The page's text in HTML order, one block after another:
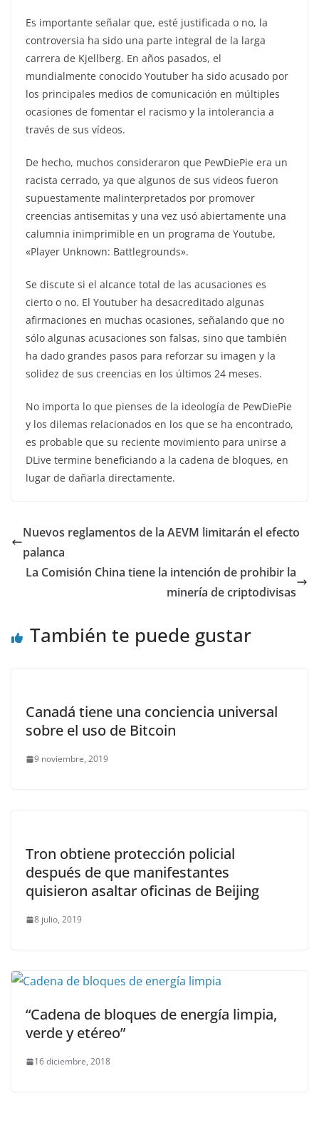
Es importante señalar que, esté justificada o no, la
controversia ha sido una parte integral de la larga
carrera de Kjellberg. En años pasados, el
mundialmente conocido Youtuber ha sido acusado por
los principales medios de comunicación en múltiples
ocasiones de fomentar el racismo y la intolerancia a
través de sus vídeos.
De hecho, muchos consideraron que PewDiePie era un
racista cerrado, ya que algunos de sus videos fueron
supuestamente malinterpretados por promover
creencias antisemitas y una vez usó abiertamente una
calumnia inimprimible en un programa de Youtube,
«Player Unknown: Battlegrounds».
Se discute si el alcance total de las acusaciones es
cierto o no. El Youtuber ha desacreditado algunas
afirmaciones en muchas ocasiones, señalando que no
sólo algunas acusaciones son falsas, sino que también
ha dado grandes pasos para reforzar su imagen y la
solidez de sus creencias en los últimos 24 meses.
No importa lo que pienses de la ideología de PewDiePie
y los dilemas relacionados en los que se ha encontrado,
es probable que su reciente movimiento para unirse a
DLive termine beneficiando a la cadena de bloques, en
lugar de dañarla directamente.
Nuevos reglamentos de la AEVM limitarán el efecto
palanca
La Comisión China tiene la intención de prohibir la
minería de criptodivisas
También te puede gustar
Canadá tiene una conciencia universal
sobre el uso de Bitcoin
9 noviembre, 2019
Tron obtiene protección policial
después de que manifestantes
quisieron asaltar oficinas de Beijing
8 julio, 2019
“Cadena de bloques de energía limpia,
verde y etéreo”
16 diciembre, 2018